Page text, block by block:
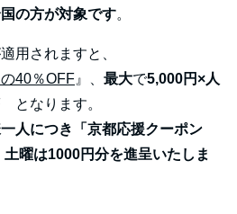
の方が対象です。
用されますと、
40％OFF 』、 最大で5,000円×人
となります。
人につき「京都応援クーポン
曜は1000円分を進呈いたしま